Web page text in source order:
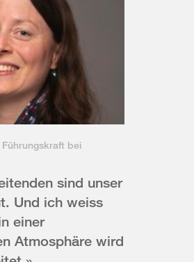
Führungskraft bei
sind unser
Und ich weiss
einer
Atmosphäre wird